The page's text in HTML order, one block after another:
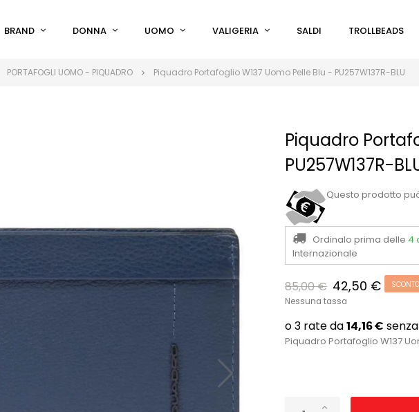
BRAND DONNA UOMO VALIGERIA SALDI TROLLBEADS
PORTAFOGLI UOMO - PIQUADRO Piquadro Portafoglio W137 Uomo Pelle Blu - PU257W137R-BLU
Piquadro
PU257W137R-
Questo prodotto
Ordinalo prima delle 4
Internazionale
85,00 € 42,50 €
Nessuna tassa
Piquadro Portafoglio W137